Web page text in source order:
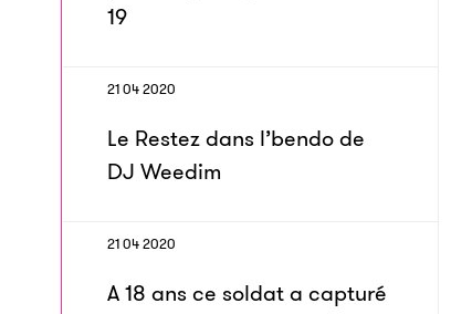
19
21 04 2020
Le Restez dans l’bendo de
DJ Weedim
21 04 2020
A 18 ans ce soldat a capturé